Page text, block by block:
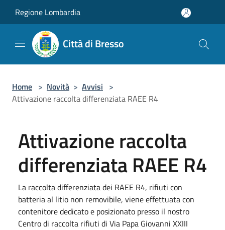
Regione Lombardia
Città di Bresso
Home > Novità > Avvisi >
Attivazione raccolta differenziata RAEE R4
Attivazione raccolta
differenziata RAEE R4
La raccolta differenziata dei RAEE R4, rifiuti con
batteria al litio non removibile, viene effettuata con
contenitore dedicato e posizionato presso il nostro
Centro di raccolta rifiuti di Via Papa Giovanni XXIII